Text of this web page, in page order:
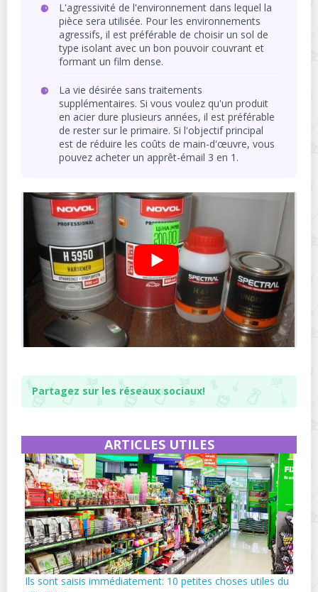
L'agressivité de l'environnement dans lequel la
pièce sera utilisée. Pour les environnements
agressifs, il est préférable de choisir un sol de
type isolant avec un bon pouvoir couvrant et
formant un film dense.
La vie désirée sans traitements
supplémentaires. Si vous voulez qu'un produit
en acier dure plusieurs années, il est préférable
de rester sur le primaire. Si l'objectif principal
est de réduire les coûts de main-d'œuvre, vous
pouvez acheter un apprêt-émail 3 en 1.
Partagez sur les réseaux sociaux!
ARTICLES UTILES
Ils sont saisis immédiatement: 10 petites choses utiles du